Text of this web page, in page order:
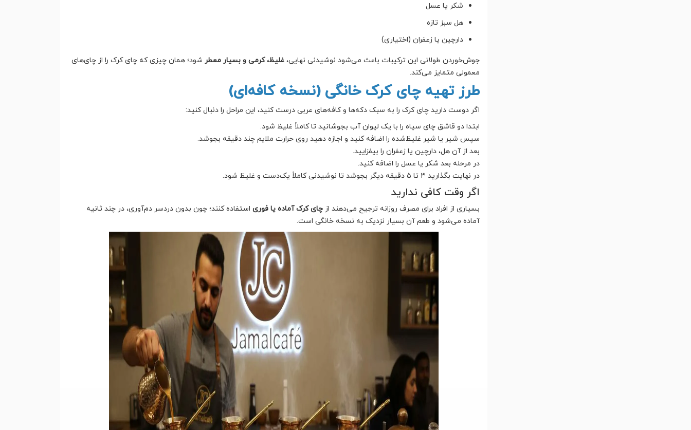
شکر یا عسل
هل سبز تازه
دارچین یا زعفران (اختیاری)
جوش‌خوردن طولانی این ترکیبات باعث می‌شود نوشیدنی نهایی،غلیظ، کرمی و بسیار معطر شود؛ همان چیزی که چای کرک را از چای‌های
معمولی متمایز می‌کند.
طرز تهیه چای کرک خانگی (نسخه کافه‌ای)
اگر دوست دارید چای کرک را به سبک دکه‌ها و کافه‌های عربی درست کنید، این مراحل را دنبال کنید:
ابتدا دو قاشق چای سیاه را با یک لیوان آب بجوشانید تا کاملاً غلیظ شود.
سپس شیر یا شیر غلیظ‌شده را اضافه کنید و اجازه دهید روی حرارت ملایم چند دقیقه بجوشد.
بعد از آن هل، دارچین یا زعفران را بیفزایید.
در مرحله بعد شکر یا عسل را اضافه کنید.
در نهایت بگذارید ۳ تا ۵ دقیقه دیگر بجوشد تا نوشیدنی کاملاً یک‌دست و غلیظ شود.
اگر وقت کافی ندارید
بسیاری از افراد برای مصرف روزانه ترجیح می‌دهند ازچای کرک آماده یا فوری استفاده کنند؛ چون بدون دردسر دم‌آوری، در چند ثانیه
آماده می‌شود و طعم آن بسیار نزدیک به نسخه خانگی است.